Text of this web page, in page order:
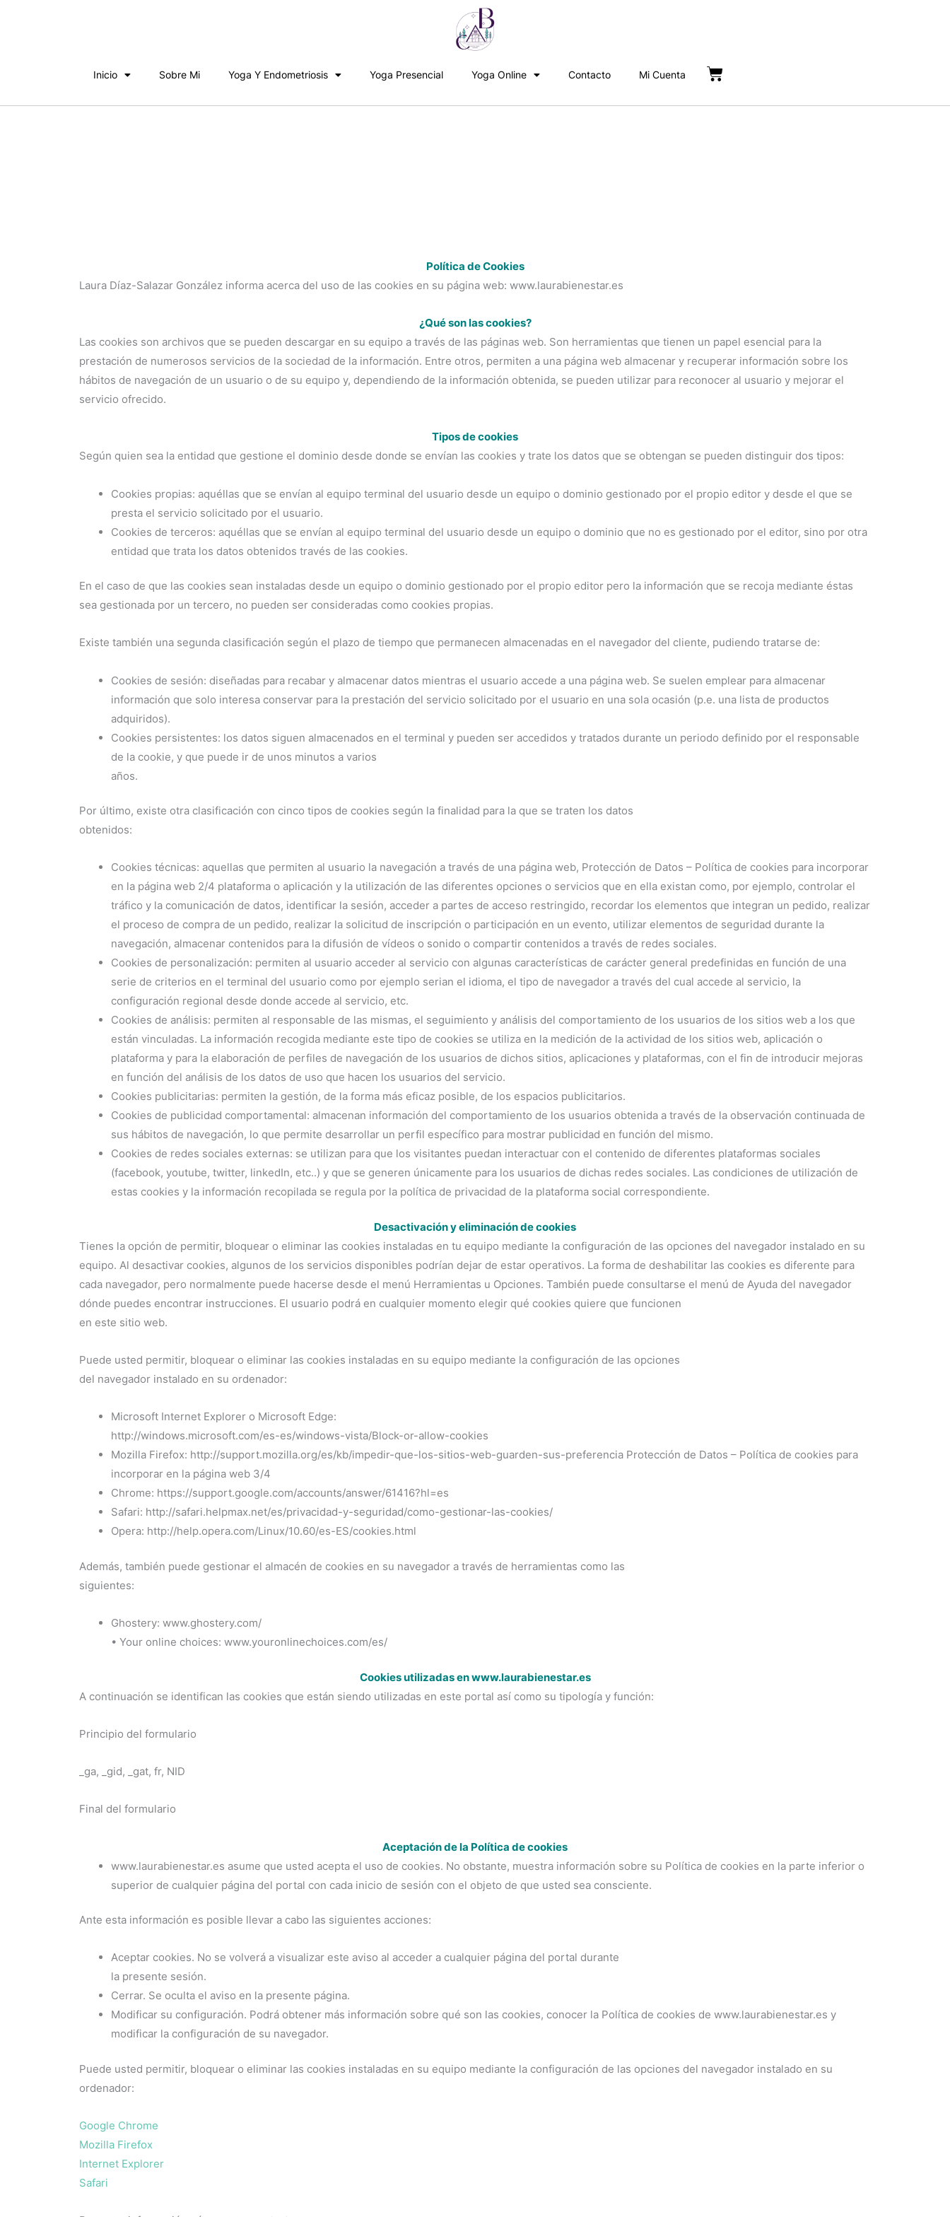
Inicio Sobre Mi Yoga Y Endometriosis Yoga Presencial Yoga Online Contacto Mi Cuenta Cart
Política de Cookies
Laura Díaz-Salazar González informa acerca del uso de las cookies en su página web: www.laurabienestar.es
¿Qué son las cookies?
Las cookies son archivos que se pueden descargar en su equipo a través de las páginas web. Son herramientas que tienen un papel esencial para la
prestación de numerosos servicios de la sociedad de la información. Entre otros, permiten a una página web almacenar y recuperar información sobre los
hábitos de navegación de un usuario o de su equipo y, dependiendo de la información obtenida, se pueden utilizar para reconocer al usuario y mejorar el
servicio ofrecido.
Tipos de cookies
Según quien sea la entidad que gestione el dominio desde donde se envían las cookies y trate los datos que se obtengan se pueden distinguir dos tipos:
Cookies propias: aquéllas que se envían al equipo terminal del usuario desde un equipo o dominio gestionado por el propio editor y desde el que se
presta el servicio solicitado por el usuario.
Cookies de terceros: aquéllas que se envían al equipo terminal del usuario desde un equipo o dominio que no es gestionado por el editor, sino por otra
entidad que trata los datos obtenidos través de las cookies.
En el caso de que las cookies sean instaladas desde un equipo o dominio gestionado por el propio editor pero la información que se recoja mediante éstas
sea gestionada por un tercero, no pueden ser consideradas como cookies propias.
Existe también una segunda clasificación según el plazo de tiempo que permanecen almacenadas en el navegador del cliente, pudiendo tratarse de:
Cookies de sesión: diseñadas para recabar y almacenar datos mientras el usuario accede a una página web. Se suelen emplear para almacenar
información que solo interesa conservar para la prestación del servicio solicitado por el usuario en una sola ocasión (p.e. una lista de productos
adquiridos).
Cookies persistentes: los datos siguen almacenados en el terminal y pueden ser accedidos y tratados durante un periodo definido por el responsable
de la cookie, y que puede ir de unos minutos a varios
años.
Por último, existe otra clasificación con cinco tipos de cookies según la finalidad para la que se traten los datos
obtenidos:
Cookies técnicas: aquellas que permiten al usuario la navegación a través de una página web, Protección de Datos – Política de cookies para incorporar
en la página web 2/4 plataforma o aplicación y la utilización de las diferentes opciones o servicios que en ella existan como, por ejemplo, controlar el
tráfico y la comunicación de datos, identificar la sesión, acceder a partes de acceso restringido, recordar los elementos que integran un pedido, realizar
el proceso de compra de un pedido, realizar la solicitud de inscripción o participación en un evento, utilizar elementos de seguridad durante la
navegación, almacenar contenidos para la difusión de vídeos o sonido o compartir contenidos a través de redes sociales.
Cookies de personalización: permiten al usuario acceder al servicio con algunas características de carácter general predefinidas en función de una
serie de criterios en el terminal del usuario como por ejemplo serian el idioma, el tipo de navegador a través del cual accede al servicio, la
configuración regional desde donde accede al servicio, etc.
Cookies de análisis: permiten al responsable de las mismas, el seguimiento y análisis del comportamiento de los usuarios de los sitios web a los que
están vinculadas. La información recogida mediante este tipo de cookies se utiliza en la medición de la actividad de los sitios web, aplicación o
plataforma y para la elaboración de perfiles de navegación de los usuarios de dichos sitios, aplicaciones y plataformas, con el fin de introducir mejoras
en función del análisis de los datos de uso que hacen los usuarios del servicio.
Cookies publicitarias: permiten la gestión, de la forma más eficaz posible, de los espacios publicitarios.
Cookies de publicidad comportamental: almacenan información del comportamiento de los usuarios obtenida a través de la observación continuada de
sus hábitos de navegación, lo que permite desarrollar un perfil específico para mostrar publicidad en función del mismo.
Cookies de redes sociales externas: se utilizan para que los visitantes puedan interactuar con el contenido de diferentes plataformas sociales
(facebook, youtube, twitter, linkedIn, etc..) y que se generen únicamente para los usuarios de dichas redes sociales. Las condiciones de utilización de
estas cookies y la información recopilada se regula por la política de privacidad de la plataforma social correspondiente.
Desactivación y eliminación de cookies
Tienes la opción de permitir, bloquear o eliminar las cookies instaladas en tu equipo mediante la configuración de las opciones del navegador instalado en su
equipo. Al desactivar cookies, algunos de los servicios disponibles podrían dejar de estar operativos. La forma de deshabilitar las cookies es diferente para
cada navegador, pero normalmente puede hacerse desde el menú Herramientas u Opciones. También puede consultarse el menú de Ayuda del navegador
dónde puedes encontrar instrucciones. El usuario podrá en cualquier momento elegir qué cookies quiere que funcionen
en este sitio web.
Puede usted permitir, bloquear o eliminar las cookies instaladas en su equipo mediante la configuración de las opciones
del navegador instalado en su ordenador:
Microsoft Internet Explorer o Microsoft Edge:
http://windows.microsoft.com/es-es/windows-vista/Block-or-allow-cookies
Mozilla Firefox: http://support.mozilla.org/es/kb/impedir-que-los-sitios-web-guarden-sus-preferencia Protección de Datos – Política de cookies para
incorporar en la página web 3/4
Chrome: https://support.google.com/accounts/answer/61416?hl=es
Safari: http://safari.helpmax.net/es/privacidad-y-seguridad/como-gestionar-las-cookies/
Opera: http://help.opera.com/Linux/10.60/es-ES/cookies.html
Además, también puede gestionar el almacén de cookies en su navegador a través de herramientas como las
siguientes:
Ghostery: www.ghostery.com/
• Your online choices: www.youronlinechoices.com/es/
Cookies utilizadas en www.laurabienestar.es
A continuación se identifican las cookies que están siendo utilizadas en este portal así como su tipología y función:
Principio del formulario
_ga, _gid, _gat, fr, NID
Final del formulario
Aceptación de la Política de cookies
www.laurabienestar.es asume que usted acepta el uso de cookies. No obstante, muestra información sobre su Política de cookies en la parte inferior o
superior de cualquier página del portal con cada inicio de sesión con el objeto de que usted sea consciente.
Ante esta información es posible llevar a cabo las siguientes acciones:
Aceptar cookies. No se volverá a visualizar este aviso al acceder a cualquier página del portal durante
la presente sesión.
Cerrar. Se oculta el aviso en la presente página.
Modificar su configuración. Podrá obtener más información sobre qué son las cookies, conocer la Política de cookies de www.laurabienestar.es y
modificar la configuración de su navegador.
Puede usted permitir, bloquear o eliminar las cookies instaladas en su equipo mediante la configuración de las opciones del navegador instalado en su
ordenador:
Google Chrome
Mozilla Firefox
Internet Explorer
Safari